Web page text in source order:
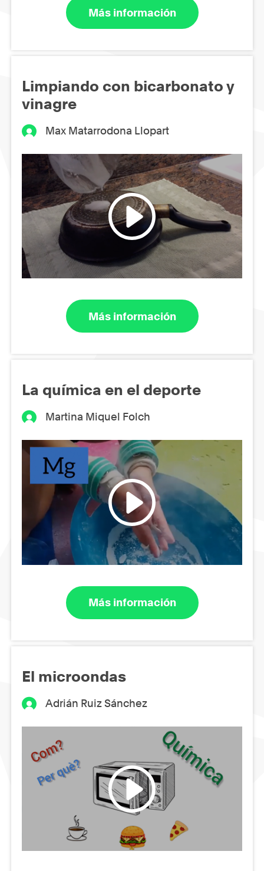
Más información
Limpiando con bicarbonato y
vinagre
Max Matarrodona Llopart
Más información
La química en el deporte
Martina Miquel Folch
Más información
El microondas
Adrián Ruiz Sánchez